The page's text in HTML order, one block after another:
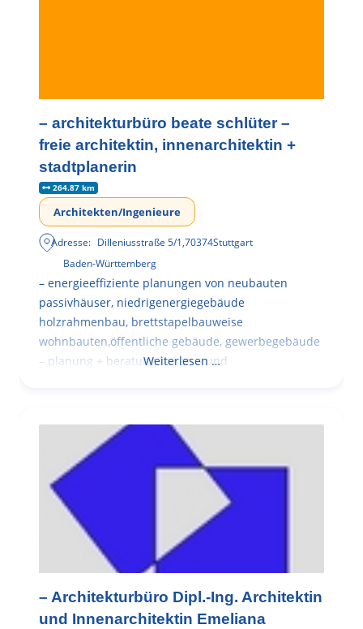
– architekturbüro beate schlüter –
freie architektin, innenarchitektin +
stadtplanerin
264.87 km
Architekten/Ingenieure
Adresse: Dilleniusstraße 5/1,70374Stuttgart
Baden-Württemberg
– energieeffiziente planungen von neubauten
passivhäuser, niedrigenergiegebäude
holzrahmenbau, brettstapelbauweise
wohnbauten,öffentliche gebäude, gewerbegebäude
– planung + beratung bei an – und
Weiterlesen …
– Architekturbüro Dipl.-Ing. Architektin
und Innenarchitektin Emeliana